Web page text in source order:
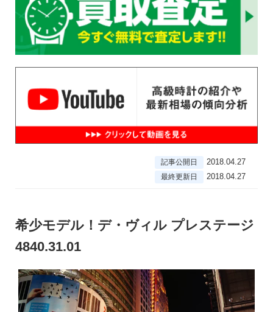
記事公開日 2018.04.27
最終更新日 2018.04.27
希少モデル！デ・ヴィル プレステージ
4840.31.01